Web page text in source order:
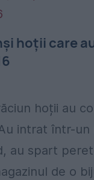
hoții care
hoții au
intrat într-un
au spart
de o